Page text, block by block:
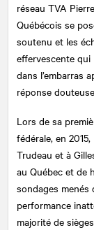
réseau TVA
Québécois se
soutenu et les
effervescente
dans l’embarras
réponse
Lors de sa
fédérale, en
Trudeau et à
au Québec et de
sondages menés
performance
majorité de